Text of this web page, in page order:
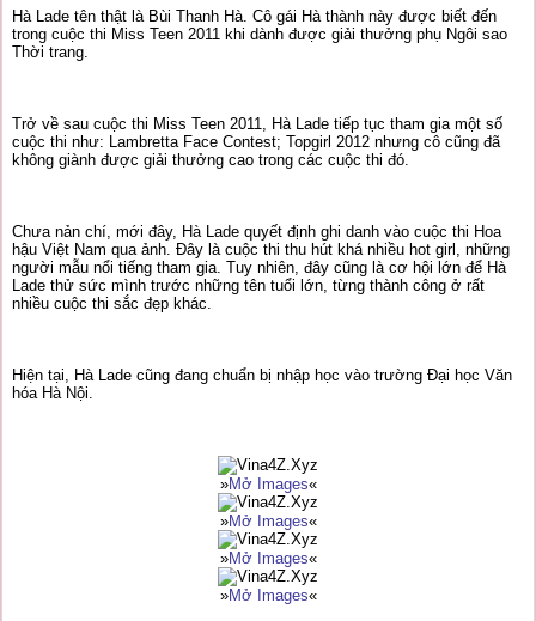
Hà Lade tên thật là Bùi Thanh Hà. Cô gái Hà thành này được biết đến
trong cuộc thi Miss Teen 2011 khi dành được giải thưởng phụ Ngôi sao
Thời trang.
Trở về sau cuộc thi Miss Teen 2011, Hà Lade tiếp tục tham gia một số
cuộc thi như: Lambretta Face Contest; Topgirl 2012 nhưng cô cũng đã
không giành được giải thưởng cao trong các cuộc thi đó.
Chưa nản chí, mới đây, Hà Lade quyết định ghi danh vào cuộc thi Hoa
hậu Việt Nam qua ảnh. Đây là cuộc thi thu hút khá nhiều hot girl, những
người mẫu nổi tiếng tham gia. Tuy nhiên, đây cũng là cơ hội lớn để Hà
Lade thử sức mình trước những tên tuổi lớn, từng thành công ở rất
nhiều cuộc thi sắc đẹp khác.
Hiện tại, Hà Lade cũng đang chuẩn bị nhập học vào trường Đại học Văn
hóa Hà Nội.
»Mở Images«
»Mở Images«
»Mở Images«
»Mở Images«